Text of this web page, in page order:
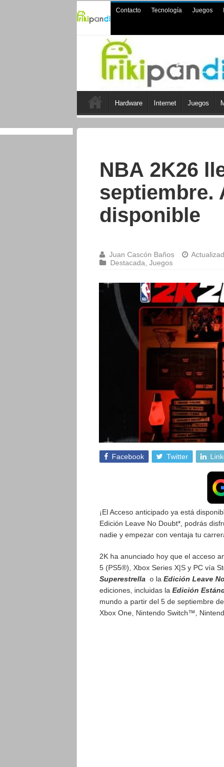
Contacto Tecnología Juegos
Hardware Internet Juegos
NBA 2K26
septiembre.
disponible
Juan Cascón Baños
Destacada Juegos
Facebook Twitter
¡El Acceso anticipado ya está
Edición Leave No Doubt*, podrás
nadie y empezar con ventaja tu
2K ha anunciado hoy que el acceso
5 (PS5®), Xbox Series X|S y PC vía
Superestrella o la Edición Leave
ediciones, incluidas la Edición
mundo a partir del 5 de septiembre
Xbox One, Nintendo Switch™,